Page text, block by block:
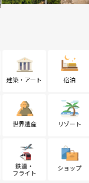
建築・アート 宿泊
世界遺産 リゾート
鉄道・
フライト
ショップ